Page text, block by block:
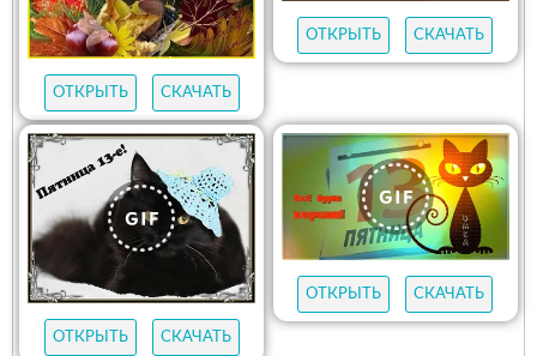
ОТКРЫТЬ СКАЧАТЬ
ОТКРЫТЬ СКАЧАТЬ
ОТКРЫТЬ СКАЧАТЬ
ОТКРЫТЬ СКАЧАТЬ